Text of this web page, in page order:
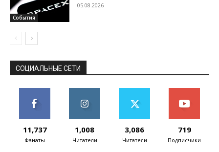
События
05.08.2026
СОЦИАЛЬНЫЕ СЕТИ
11,737
Фанаты
1,008
Читатели
3,086
Читатели
719
Подписчики